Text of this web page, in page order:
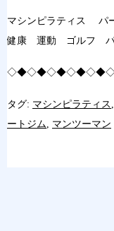
マシンピラティス パ
健康 運動 ゴルフ パ
タグ: マシンピラティス
ートジム
マンツーマン